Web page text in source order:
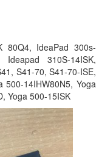
80Q4, IdeaPad 300s-
310S-14ISK,
S41-70, S41-70-ISE,
500-14IHW80N5, Yoga
Yoga 500-15ISK